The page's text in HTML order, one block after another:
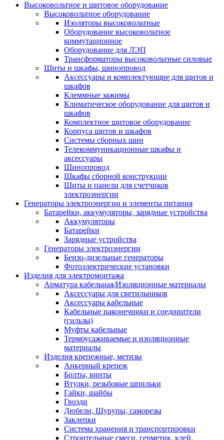
Высоковольтное и щитовое оборудование
Высоковольтное оборудование
Изоляторы высоковольтные
Оборудование высоковольтное
коммутационное
Оборудование для ЛЭП
Трансформаторы высоковольтные силовые
Щиты и шкафы, шинопровод
Аксессуары и комплектующие для щитов и
шкафов
Клеммные зажимы
Климатическое оборудование для щитов и
шкафов
Комплектное щитовое оборудование
Корпуса щитов и шкафов
Системы сборных шин
Телекоммуникационные шкафы и
аксессуары
Шинопровод
Шкафы сборной конструкции
Щиты и панели для счетчиков
электроэнергии
Генераторы электроэнергии и элементы питания
Батарейки, аккумуляторы, зарядные устройства
Аккумуляторы
Батарейки
Зарядные устройства
Генераторы электроэнергии
Бензо-дизельные генераторы
Фотоэлектрические установки
Изделия для электромонтажа
Арматура кабельная/Изоляционные материалы
Аксессуары для светильников
Аксессуары кабельные
Кабельные наконечники и соединители
(гильзы)
Муфты кабельные
Термоусаживаемые и изоляционные
материалы
Изделия крепежные, метизы
Анкерный крепеж
Болты, винты
Втулки, резьбовые шпильки
Гайки, шайбы
Гвозди
Дюбели, Шурупы, саморезы
Заклепки
Система хранения и транспортировки
Строительные смеси, герметик, клей,